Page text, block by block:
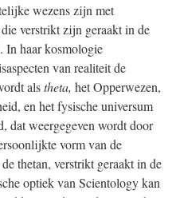
wezens zijn met
verstrikt zijn geraakt in de
In haar kosmologie
van realiteit de
alstheta, het Opperwezen,
en het fysische universum
dat weergegeven wordt door
vorm van de
thetan, verstrikt geraakt in de
optiek van Scientology kan